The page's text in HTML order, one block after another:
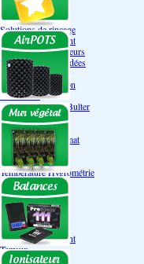
Engrais Pack
Enzymes
Solutions de rinçage
Promotion Discount
Accessoires et doseurs
Engrais pour orchidées
Correcteurs PH
Extraction/Intraction
Ventilation
Ioniseur d'air -AirBulter
Filtre anti-odeur
Diffusion CO²
Contrôleurs de climat
Silencieux
Gaines
Température Hygrométrie
Humidificateurs
Accessoires
Pots - Substrats
Soucoupe
Air Pots originaux
Promotion Discount
Terraux
Autres substrats